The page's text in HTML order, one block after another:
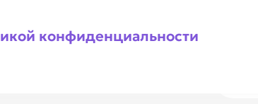
конфиденциальности